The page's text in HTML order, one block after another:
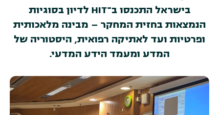
בישראל התכנסו ב־HIT לדיון בסוגיות
הנמצאות בחזית המחקר – מבינה מלאכותית
ופרטיות ועד לאתיקה רפואית, היסטוריה של
המדע ומעמד הידע המדעי.